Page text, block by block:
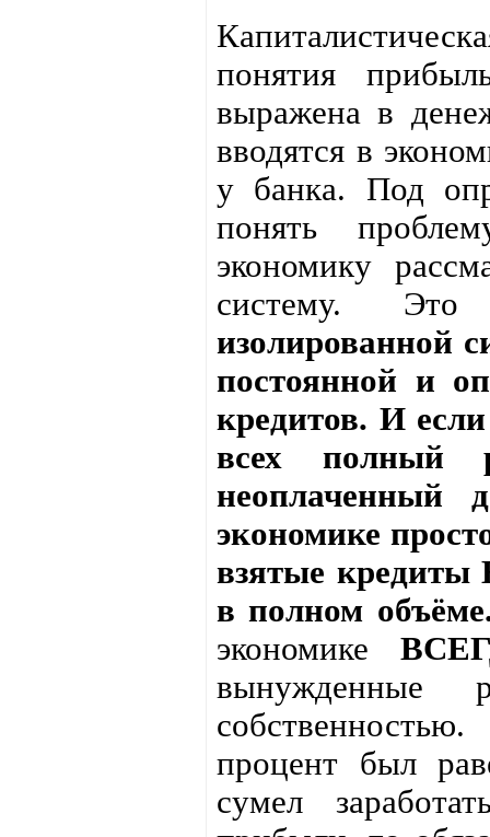
понятия
выражена в
вводятся в
у банка. Под
понять
экономику
систему. Это
изолированной
постоянной и
кредитов. И
всех полный
неоплаченный
экономике
взятые
в полном
экономике
вынужденные
процент был
сумел